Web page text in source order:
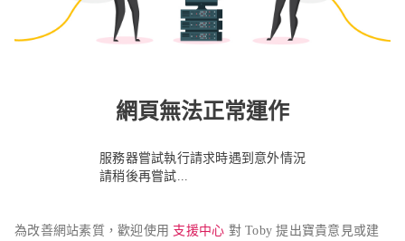
網頁無法正常運作
服務器嘗試執行請求時遇到意外情況
請稍後再嘗試...
為改善網站素質，歡迎使用 支援中心 對 Toby 提出寶貴意見或建